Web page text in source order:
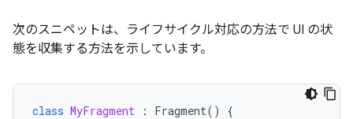
次のスニペットは、ライフサイクル対応の方法で UI の状
態を収集する方法を示しています。
class MyFragment : Fragment() {